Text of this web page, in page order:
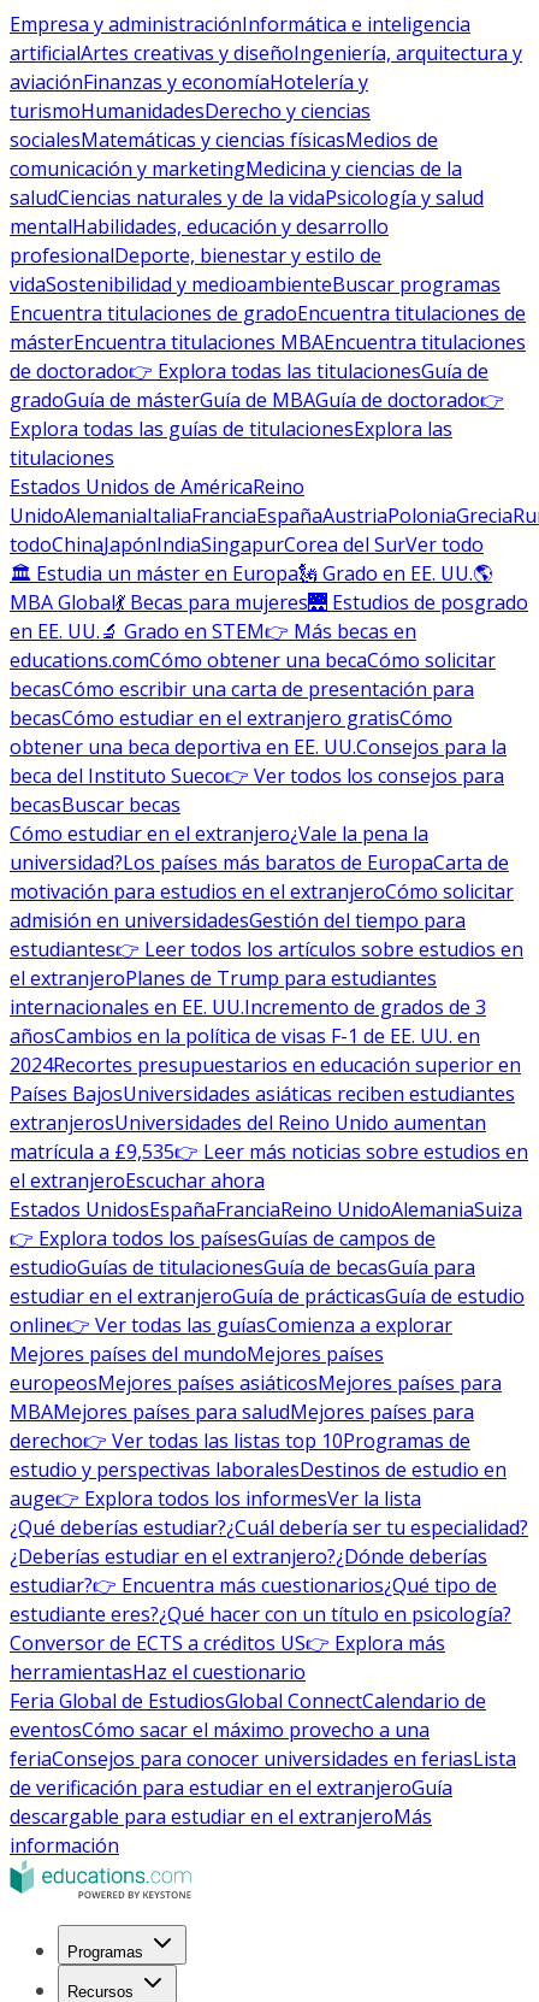
Empresa y administraciónInformática e inteligencia
artificialArtes creativas y diseñoIngeniería, arquitectura y
aviaciónFinanzas y economíaHotelería y
turismoHumanidadesDerecho y ciencias
socialesMatemáticas y ciencias físicasMedios de
comunicación y marketingMedicina y ciencias de la
saludCiencias naturales y de la vidaPsicología y salud
mentalHabilidades, educación y desarrollo
profesionalDeporte, bienestar y estilo de
vidaSostenibilidad y medioambienteBuscar programas
Encuentra titulaciones de gradoEncuentra titulaciones de
másterEncuentra titulaciones MBAEncuentra titulaciones
de doctorado👉 Explora todas las titulacionesGuía de
gradoGuía de másterGuía de MBAGuía de doctorado👉
Explora todas las guías de titulacionesExplora las
titulaciones
Estados Unidos de AméricaReino
UnidoAlemaniaItaliaFranciaEspañaAustriaPoloniaGrecia
todoChinaJapónIndiaSingapurCorea del SurVer todo
🏛 Estudia un máster en Europa🗽 Grado en EE. UU.🌎
MBA Global💃 Becas para mujeres🌉 Estudios de posgrado
en EE. UU.🔬 Grado en STEM👉 Más becas en
educations.comCómo obtener una becaCómo solicitar
becasCómo escribir una carta de presentación para
becasCómo estudiar en el extranjero gratisCómo
obtener una beca deportiva en EE. UU.Consejos para la
beca del Instituto Sueco👉 Ver todos los consejos para
becasBuscar becas
Cómo estudiar en el extranjero¿Vale la pena la
universidad?Los países más baratos de EuropaCarta de
motivación para estudios en el extranjeroCómo solicitar
admisión en universidadesGestión del tiempo para
estudiantes👉 Leer todos los artículos sobre estudios en
el extranjeroPlanes de Trump para estudiantes
internacionales en EE. UU.Incremento de grados de 3
añosCambios en la política de visas F-1 de EE. UU. en
2024Recortes presupuestarios en educación superior en
Países BajosUniversidades asiáticas reciben estudiantes
extranjerosUniversidades del Reino Unido aumentan
matrícula a £9,535👉 Leer más noticias sobre estudios en
el extranjeroEscuchar ahora
Estados UnidosEspañaFranciaReino UnidoAlemaniaSuiza
👉 Explora todos los paísesGuías de campos de
estudioGuías de titulacionesGuía de becasGuía para
estudiar en el extranjeroGuía de prácticasGuía de estudio
online👉 Ver todas las guíasComienza a explorar
Mejores países del mundoMejores países
europeosMejores países asiáticosMejores países para
MBAMejores países para saludMejores países para
derecho👉 Ver todas las listas top 10Programas de
estudio y perspectivas laboralesDestinos de estudio en
auge👉 Explora todos los informesVer la lista
¿Qué deberías estudiar?¿Cuál debería ser tu especialidad?
¿Deberías estudiar en el extranjero?¿Dónde deberías
estudiar?👉 Encuentra más cuestionarios¿Qué tipo de
estudiante eres?¿Qué hacer con un título en psicología?
Conversor de ECTS a créditos US👉 Explora más
herramientasHaz el cuestionario
Feria Global de EstudiosGlobal ConnectCalendario de
eventosCómo sacar el máximo provecho a una
feriaConsejos para conocer universidades en feriasLista
de verificación para estudiar en el extranjeroGuía
descargable para estudiar en el extranjeroMás
información
Programas
Recursos